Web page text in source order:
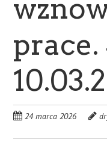
prace.
24 marca 2026